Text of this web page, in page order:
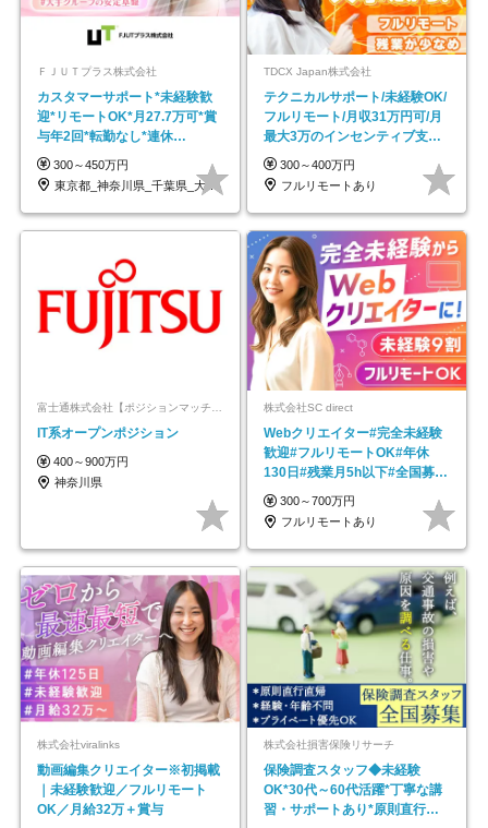
ＦＪＵＴプラス株式会社
カスタマーサポート*未経験歓
迎*リモートOK*月27.7万可*賞
与年2回*転勤なし*連休
OK/ZE010232
300～450万円
東京都_神奈川県_千葉県_大阪府_愛知県…
TDCX Japan株式会社
テクニカルサポート/未経験OK/
フルリモート/月収31万円可/月
最大3万のインセンティブ支給/
平均年齢33歳
300～400万円
フルリモートあり
富士通株式会社【ポジションマッチ登録】
IT系オープンポジション
400～900万円
神奈川県
株式会社SC direct
Webクリエイター#完全未経験
歓迎#フルリモートOK#年休
130日#残業月5h以下#全国募集
#最大1年の研修
300～700万円
フルリモートあり
株式会社viralinks
動画編集クリエイター※初掲載
｜未経験歓迎／フルリモート
OK／月給32万＋賞与
株式会社損害保険リサーチ
保険調査スタッフ◆未経験
OK*30代～60代活躍*丁寧な講
習・サポートあり*原則直行直